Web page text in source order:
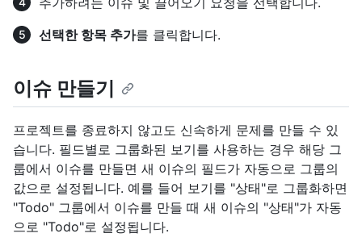
선택한 항목 추가를 클릭합니다.
이슈 만들기
프로젝트를 종료하지 않고도 신속하게 문제를 만들 수 있
습니다. 필드별로 그룹화된 보기를 사용하는 경우 해당 그
룹에서 이슈를 만들면 새 이슈의 필드가 자동으로 그룹의
값으로 설정됩니다. 예를 들어 보기를 "상태"로 그룹화하면
"Todo" 그룹에서 이슈를 만들 때 새 이슈의 "상태"가 자동
으로 "Todo"로 설정됩니다.